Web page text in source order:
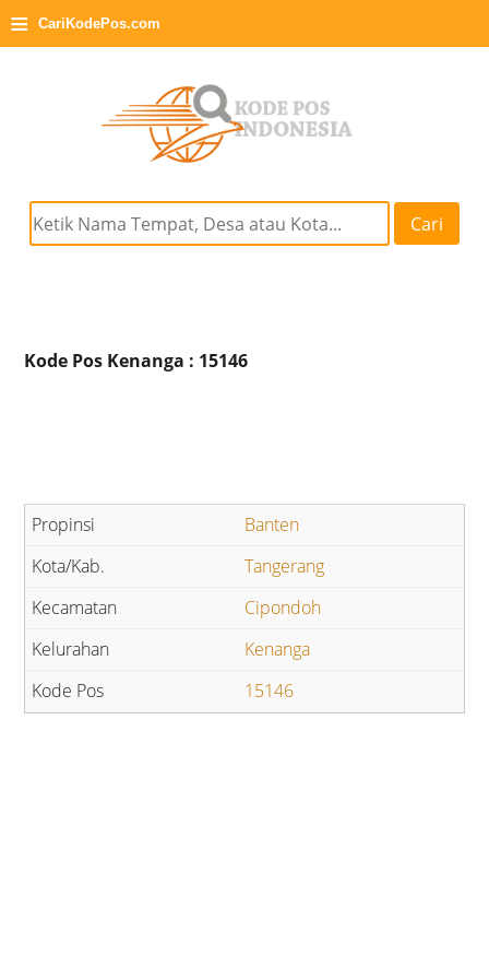
≡ CariKodePos.com
Cari
Kode Pos Kenanga : 15146
Banten
Tangerang
Cipondoh
Kenanga
15146